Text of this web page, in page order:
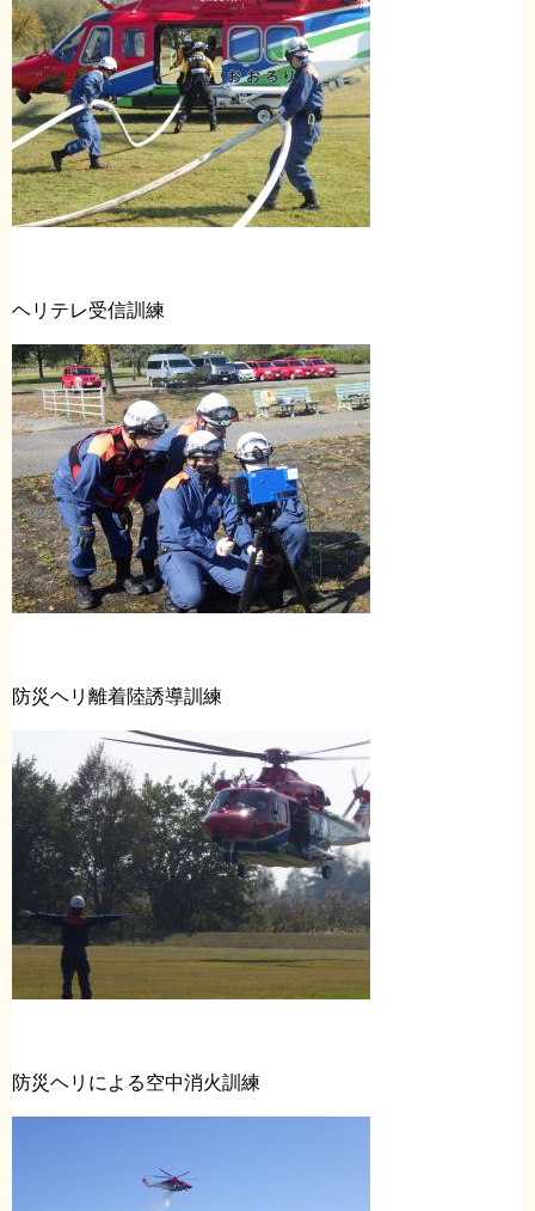
ヘリテレ受信訓練
防災ヘリ離着陸誘導訓練
防災ヘリによる空中消火訓練